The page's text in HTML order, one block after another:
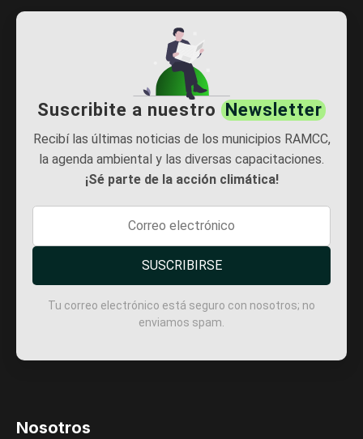
Suscribite a nuestro Newsletter
Recibí las últimas noticias de los municipios RAMCC,
la agenda ambiental y las diversas capacitaciones.
¡Sé parte de la acción climática!
SUSCRIBIRSE
Tu correo electrónico está seguro con nosotros; no
enviamos spam.
Nosotros